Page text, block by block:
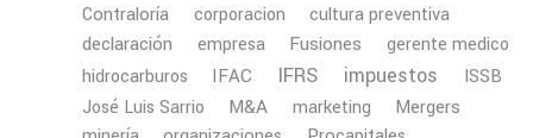
Contraloría
corporacion cultura preventiva
declaración empresa Fusiones
gerente medico
hidrocarburos
IFAC IFRS impuestos
ISSB
José Luis Sarrio
M&A marketing Mergers